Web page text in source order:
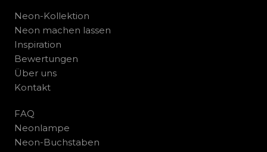
Neon-Kollektion
Neon machen lassen
Inspiration
Bewertungen
Über uns
Kontakt
FAQ
Neonlampe
Neon-Buchstaben